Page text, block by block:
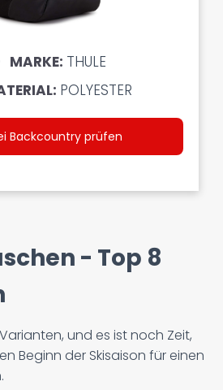
MARKE: THULE
POLYESTER
Backcountry prüfen
- Top 8
und es ist noch Zeit,
Beginn der Skisaison für einen